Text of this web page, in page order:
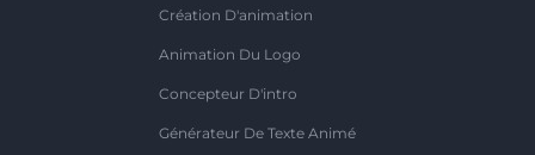
Création D'animation
Animation Du Logo
Concepteur D'intro
Générateur De Texte Animé